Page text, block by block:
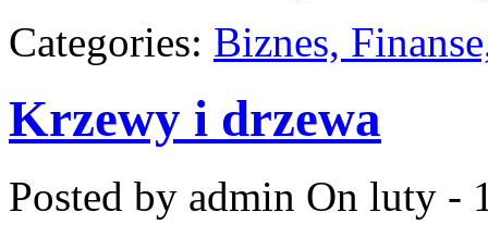
Categories: Biznes,
Krzewy i drzewa
Posted by admin On luty -